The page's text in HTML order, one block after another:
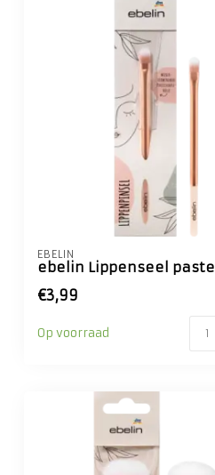
EBELIN
ebelin Lippenseel pastel
€3,99
Op voorraad